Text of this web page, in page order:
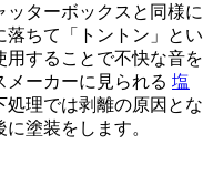
ッターボックスと同様に
ちて「トントン」とい
用することで不快な音を
ーカーに見られる 塩
処理では剥離の原因とな
塗装をします。